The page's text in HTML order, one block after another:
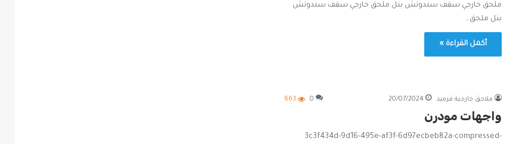
ملحق خارجي سقف سندوتش بنل ملحق خارجي سقف سندوتش
بنل ملحق…
أكمل القراءة »
ملاحق خارجية قرميد 20/07/2024
0
663
واجهات مودرن
3c3f434d-9d16-495e-af3f-6d97ecbeb82a-compressed-